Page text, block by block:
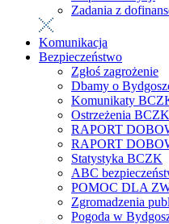
Zadania z
Komunikacja
Bezpieczeństwo
Zgłoś zagrożenie
Dbamy o
Komunikaty
Ostrzeżenia BCZK
RAPORT
RAPORT
Statystyka BCZK
ABC
POMOC DLA
Zgromadzenia
Pogoda w